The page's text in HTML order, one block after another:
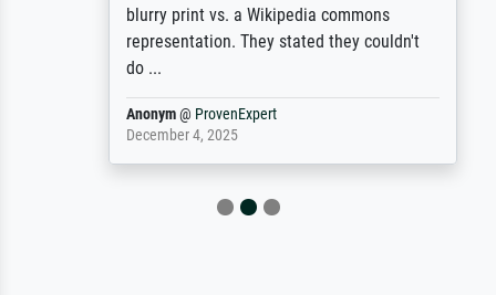
blurry print vs. a Wikipedia commons
representation. They stated they couldn't
do ...
Anonym@ProvenExpert
December 4, 2025